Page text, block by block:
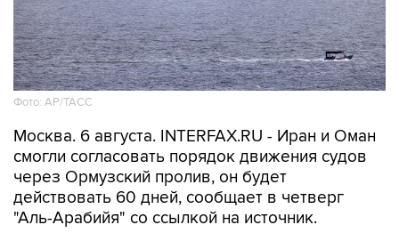
Фото: AP/ТАСС
Москва. 6 августа. INTERFAX.RU - Иран и Оман
смогли согласовать порядок движения судов
через Ормузский пролив, он будет
действовать 60 дней, сообщает в четверг
"Аль-Арабийя" со ссылкой на источник.